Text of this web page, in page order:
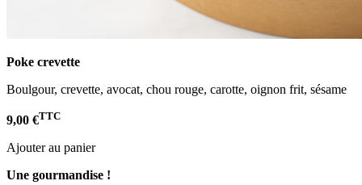
Poke crevette
Boulgour, crevette, avocat, chou rouge, carotte, oignon frit, sésame
9,00 €TTC
Ajouter au panier
Une gourmandise !